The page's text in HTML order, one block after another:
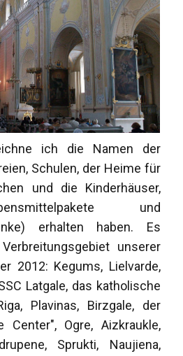
ich die Namen der
Schulen, der Heime für
und die Kinderhäuser,
und
erhalten haben. Es
unserer
2012: Kegums, Lielvarde,
Latgale, das katholische
Plavinas, Birzgale, der
Center", Ogre, Aizkraukle,
Sprukti, Naujiena,